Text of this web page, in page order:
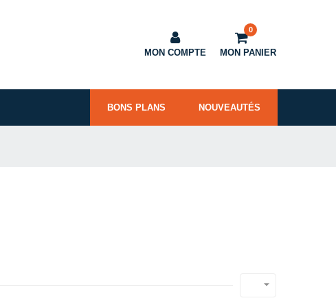
MON COMPTE
0
MON PANIER
NOUVEAUTÉS
BONS PLANS
